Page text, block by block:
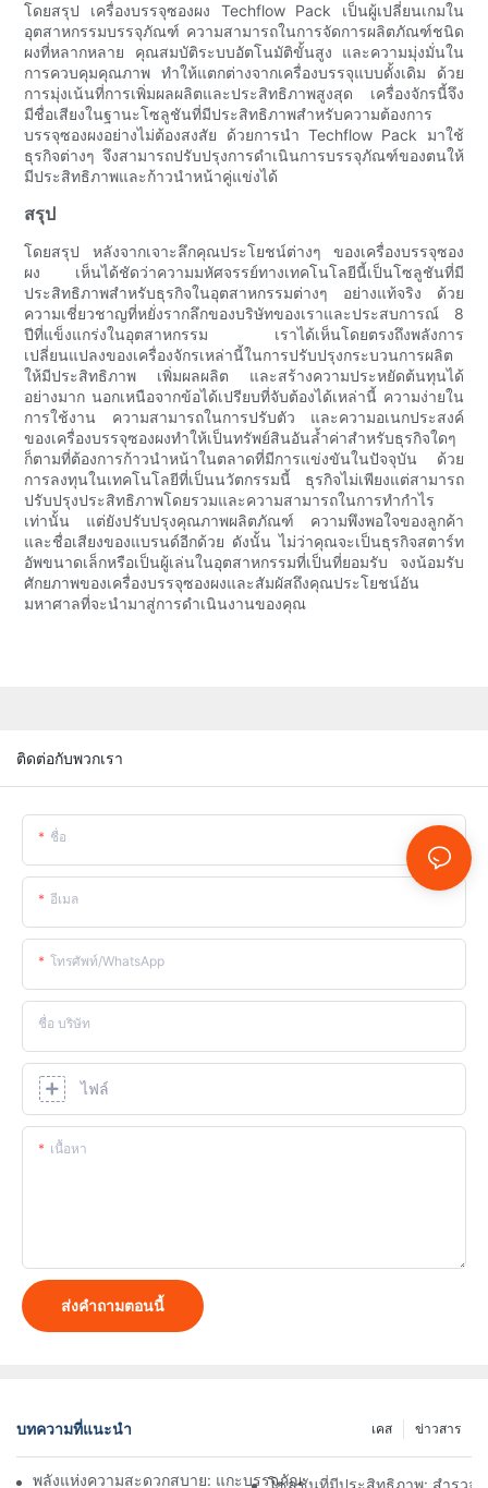
โดยสรุป เครื่องบรรจุซองผง Techflow Pack เป็นผู้เปลี่ยนเกมใน
อุตสาหกรรมบรรจุภัณฑ์ ความสามารถในการจัดการผลิตภัณฑ์ชนิด
ผงที่หลากหลาย คุณสมบัติระบบอัตโนมัติขั้นสูง และความมุ่งมั่นใน
การควบคุมคุณภาพ ทำให้แตกต่างจากเครื่องบรรจุแบบดั้งเดิม ด้วย
การมุ่งเน้นที่การเพิ่มผลผลิตและประสิทธิภาพสูงสุด เครื่องจักรนี้จึง
มีชื่อเสียงในฐานะโซลูชันที่มีประสิทธิภาพสำหรับความต้องการ
บรรจุซองผงอย่างไม่ต้องสงสัย ด้วยการนำ Techflow Pack มาใช้
ธุรกิจต่างๆ จึงสามารถปรับปรุงการดำเนินการบรรจุภัณฑ์ของตนให้
มีประสิทธิภาพและก้าวนำหน้าคู่แข่งได้
สรุป
โดยสรุป หลังจากเจาะลึกคุณประโยชน์ต่างๆ ของเครื่องบรรจุซอง
ผง เห็นได้ชัดว่าความมหัศจรรย์ทางเทคโนโลยีนี้เป็นโซลูชันที่มี
ประสิทธิภาพสำหรับธุรกิจในอุตสาหกรรมต่างๆ อย่างแท้จริง ด้วย
ความเชี่ยวชาญที่หยั่งรากลึกของบริษัทของเราและประสบการณ์ 8
ปีที่แข็งแกร่งในอุตสาหกรรม เราได้เห็นโดยตรงถึงพลังการ
เปลี่ยนแปลงของเครื่องจักรเหล่านี้ในการปรับปรุงกระบวนการผลิต
ให้มีประสิทธิภาพ เพิ่มผลผลิต และสร้างความประหยัดต้นทุนได้
อย่างมาก นอกเหนือจากข้อได้เปรียบที่จับต้องได้เหล่านี้ ความง่ายใน
การใช้งาน ความสามารถในการปรับตัว และความอเนกประสงค์
ของเครื่องบรรจุซองผงทำให้เป็นทรัพย์สินอันล้ำค่าสำหรับธุรกิจใดๆ
ก็ตามที่ต้องการก้าวนำหน้าในตลาดที่มีการแข่งขันในปัจจุบัน ด้วย
การลงทุนในเทคโนโลยีที่เป็นนวัตกรรมนี้ ธุรกิจไม่เพียงแต่สามารถ
ปรับปรุงประสิทธิภาพโดยรวมและความสามารถในการทำกำไร
เท่านั้น แต่ยังปรับปรุงคุณภาพผลิตภัณฑ์ ความพึงพอใจของลูกค้า
และชื่อเสียงของแบรนด์อีกด้วย ดังนั้น ไม่ว่าคุณจะเป็นธุรกิจสตาร์ท
อัพขนาดเล็กหรือเป็นผู้เล่นในอุตสาหกรรมที่เป็นที่ยอมรับ จงน้อมรับ
ศักยภาพของเครื่องบรรจุซองผงและสัมผัสถึงคุณประโยชน์อัน
มหาศาลที่จะนำมาสู่การดำเนินงานของคุณ
ติดต่อกับพวกเรา
ชื่อ
อีเมล
โทรศัพท์/WhatsApp
ชื่อ บริษัท
ไฟล์
เนื้อหา
ส่งคำถามตอนนี้
บทความที่แนะนำ ข่าวสาร
เคส
พลังแห่งความสะดวกสบาย: แกะบรรจุภัณฑ์อย่างมีประสิทธิภาพด้วยเค
โซลูชันที่มีประสิทธิภาพ: สำรวจ